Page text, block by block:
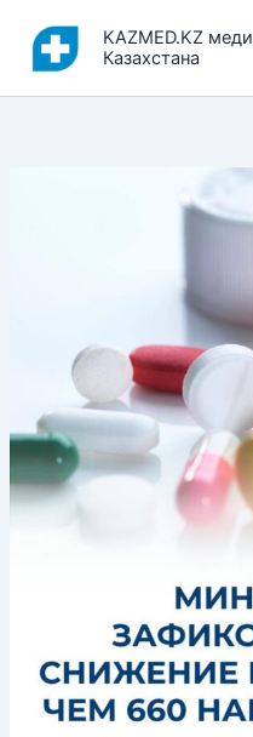
содержимому
KAZMED.KZ
Казахстана